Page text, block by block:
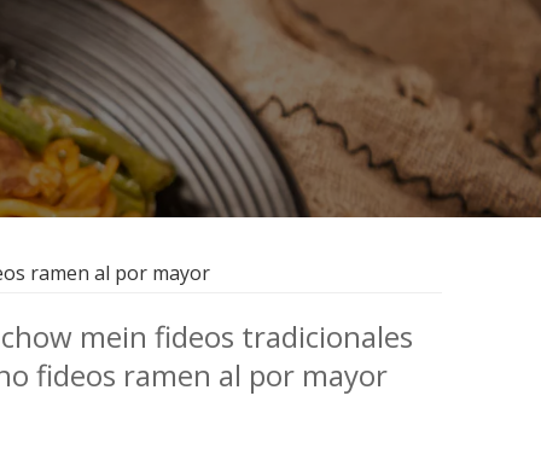
ramen al por mayor
mein fideos tradicionales
fideos ramen al por mayor